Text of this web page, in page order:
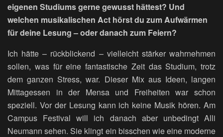
eigenen Studiums gerne gewusst hättest? Und
welchen musikalischen Act hörst du zum Aufwärmen
für deine Lesung – oder danach zum Feiern?
Ich hätte – rückblickend – vielleicht stärker wahrnehmen
sollen, was für eine fantastische Zeit das Studium, trotz
dem ganzen Stress, war. Dieser Mix aus Ideen, langen
Mittagessen in der Mensa und Freiheiten war schon
speziell. Vor der Lesung kann ich keine Musik hören. Am
Campus Festival will ich danach aber unbedingt Alli
Neumann sehen. Sie klingt ein bisschen wie eine moderne